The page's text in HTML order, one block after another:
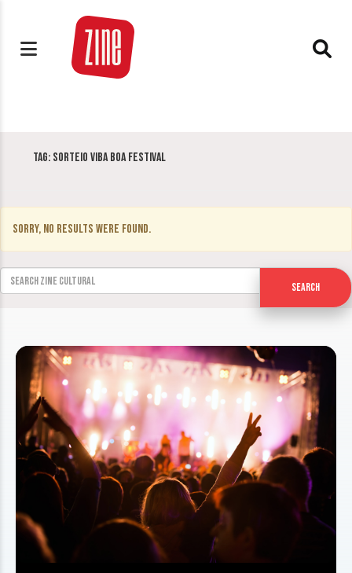
Tag: Sorteio Viba Boa Festival
Sorry, no results were found.
Search for:
Search